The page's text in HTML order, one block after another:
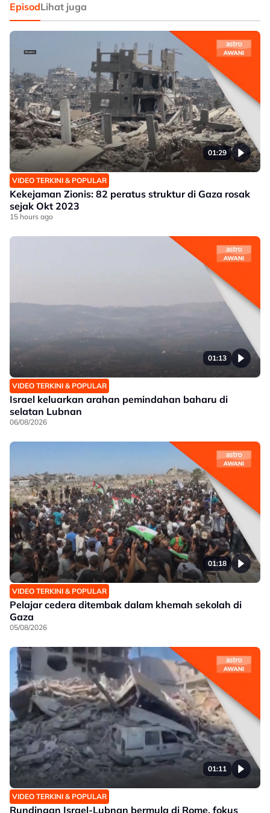
EpisodLihat juga
01:29
VIDEO TERKINI & POPULAR
Kekejaman Zionis: 82 peratus struktur di Gaza rosak
sejak Okt 2023
15 hours ago
01:13
VIDEO TERKINI & POPULAR
Israel keluarkan arahan pemindahan baharu di
selatan Lubnan
06/08/2026
01:18
VIDEO TERKINI & POPULAR
Pelajar cedera ditembak dalam khemah sekolah di
Gaza
05/08/2026
01:11
VIDEO TERKINI & POPULAR
Rundingan Israel-Lubnan bermula di Rome, fokus